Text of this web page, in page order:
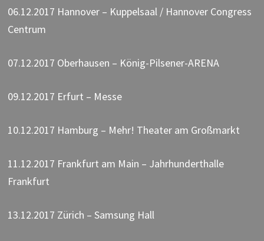
06.12.2017 Hannover – Kuppelsaal / Hannover Congress
Centrum
07.12.2017 Oberhausen – König-Pilsener-ARENA
09.12.2017 Erfurt – Messe
10.12.2017 Hamburg – Mehr! Theater am Großmarkt
11.12.2017 Frankfurt am Main – Jahrhunderthalle
Frankfurt
13.12.2017 Zürich – Samsung Hall